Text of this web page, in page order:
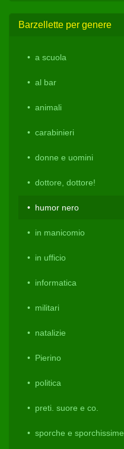
Barzellette per genere
a scuola
al bar
animali
carabinieri
donne e uomini
dottore, dottore!
humor nero
in manicomio
in ufficio
informatica
militari
natalizie
Pierino
politica
preti. suore e co.
sporche e sporchissime